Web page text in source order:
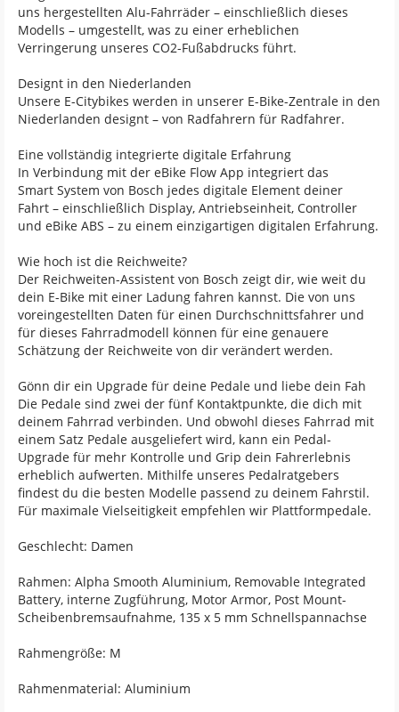
uns hergestellten Alu-Fahrräder – einschließlich dieses
Modells – umgestellt, was zu einer erheblichen
Verringerung unseres CO2-Fußabdrucks führt.
Designt in den Niederlanden
Unsere E-Citybikes werden in unserer E-Bike-Zentrale in den
Niederlanden designt – von Radfahrern für Radfahrer.
Eine vollständig integrierte digitale Erfahrung
In Verbindung mit der eBike Flow App integriert das
Smart System von Bosch jedes digitale Element deiner
Fahrt – einschließlich Display, Antriebseinheit, Controller
und eBike ABS – zu einem einzigartigen digitalen Erfahrung.
Wie hoch ist die Reichweite?
Der Reichweiten-Assistent von Bosch zeigt dir, wie weit du
dein E-Bike mit einer Ladung fahren kannst. Die von uns
voreingestellten Daten für einen Durchschnittsfahrer und
für dieses Fahrradmodell können für eine genauere
Schätzung der Reichweite von dir verändert werden.
Gönn dir ein Upgrade für deine Pedale und liebe dein Fah
Die Pedale sind zwei der fünf Kontaktpunkte, die dich mit
deinem Fahrrad verbinden. Und obwohl dieses Fahrrad mit
einem Satz Pedale ausgeliefert wird, kann ein Pedal-
Upgrade für mehr Kontrolle und Grip dein Fahrerlebnis
erheblich aufwerten. Mithilfe unseres Pedalratgebers
findest du die besten Modelle passend zu deinem Fahrstil.
Für maximale Vielseitigkeit empfehlen wir Plattformpedale.
Geschlecht: Damen
Rahmen: Alpha Smooth Aluminium, Removable Integrated
Battery, interne Zugführung, Motor Armor, Post Mount-
Scheibenbremsaufnahme, 135 x 5 mm Schnellspannachse
Rahmengröße: M
Rahmenmaterial: Aluminium